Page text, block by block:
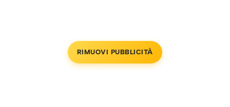
RIMUOVI PUBBLICITÀ